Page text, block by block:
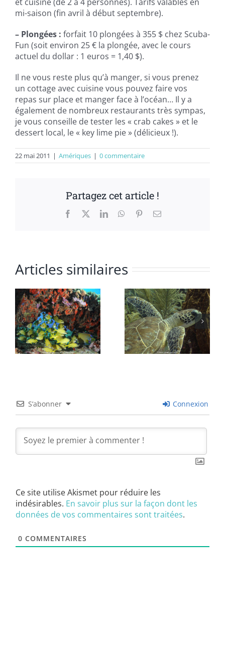
mi-saison (fin avril à début septembre).
– Plongées : forfait 10 plongées à 355 $ chez Scuba-
Fun (soit environ 25 € la plongée, avec le cours
actuel du dollar : 1 euros = 1,40 $).
Il ne vous reste plus qu’à manger, si vous prenez
un cottage avec cuisine vous pouvez faire vos
repas sur place et manger face à l’océan… Il y a
également de nombreux restaurants très sympas,
je vous conseille de tester les « crab cakes » et le
dessert local, le « key lime pie » (délicieux !).
22 mai 2011 | Amériques | 0 commentaire
Partagez cet article !
Facebook LinkedInWhatsApp
PinterestEmail
Articles similaires
S’abonner Connexion
Ce site utilise Akismet pour réduire les
indésirables. En savoir plus sur la façon dont les
données de vos commentaires sont traitées.
0 COMMENTAIRES